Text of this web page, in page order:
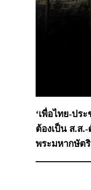
‘เพื่อไทย-ปร
ต้องเป็น ส.ส
พระมหากษัต